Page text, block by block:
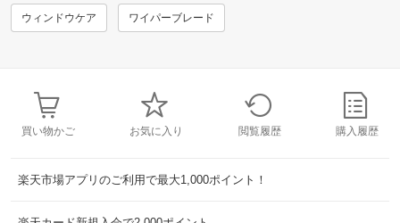
ウィンドウケア ワイパーブレード
買い物かご お気に入り 閲覧履歴 購入履歴
楽天市場アプリのご利用で最大1,000ポイント！